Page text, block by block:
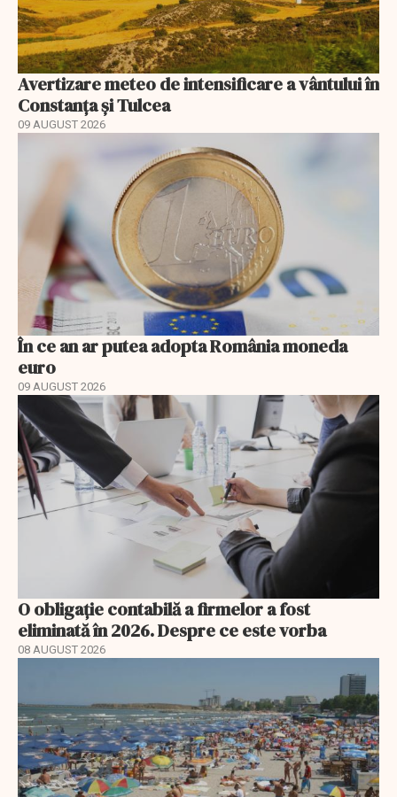
Avertizare meteo de intensificare a vântului în
Constanța și Tulcea
09 AUGUST 2026
În ce an ar putea adopta România moneda
euro
09 AUGUST 2026
O obligație contabilă a firmelor a fost
eliminată în 2026. Despre ce este vorba
08 AUGUST 2026